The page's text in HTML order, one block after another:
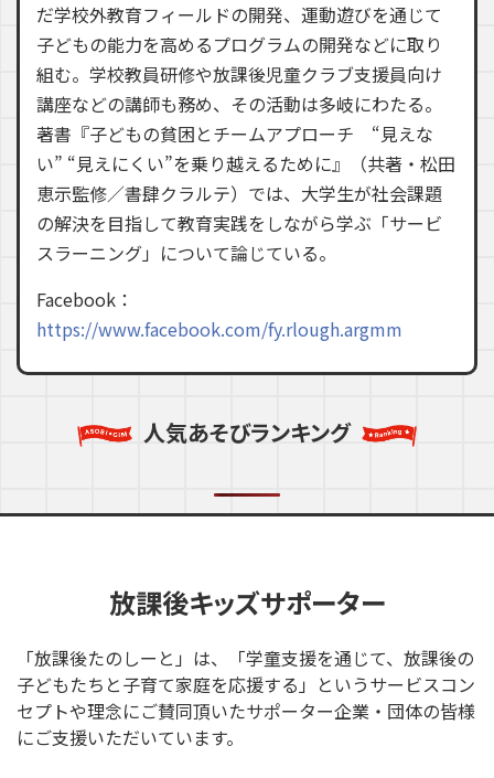
だ学校外教育フィールドの開発、運動遊びを通じて
子どもの能力を高めるプログラムの開発などに取り
組む。学校教員研修や放課後児童クラブ支援員向け
講座などの講師も務め、その活動は多岐にわたる。
著書『子どもの貧困とチームアプローチ “見えな
い” “見えにくい”を乗り越えるために』（共著・松田
恵示監修／書肆クラルテ）では、大学生が社会課題
の解決を目指して教育実践をしながら学ぶ「サービ
スラーニング」について論じている。
Facebook：
https://www.facebook.com/fy.rlough.argmm
人気あそびランキング
放課後キッズサポーター
「放課後たのしーと」は、「学童支援を通じて、放課後の
子どもたちと子育て家庭を応援する」というサービスコン
セプトや理念にご賛同頂いたサポーター企業・団体の皆様
にご支援いただいています。